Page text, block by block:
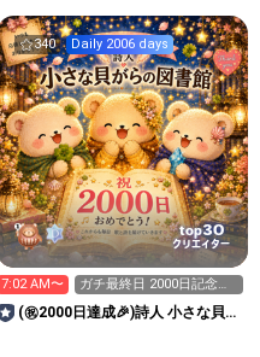
340 Daily 2006 days
top30
クリエイター
7:02 AM〜
ガチ最終日 2000日記念に
特典を 20万越したい
(㊗️2000日達成🎉)詩人 小さな貝が